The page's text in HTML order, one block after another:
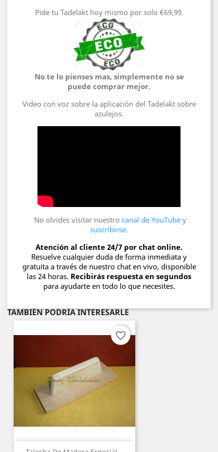
Pide tu Tadelakt hoy mismo por solo €69,99.
No te lo pienses mas, simplemente no se
puede comprar mejor.
Video con voz sobre la aplicación del Tadelakt sobre
azulejos.
No olvides visitar nuestro canal de YouTube y
suscribirse.
Atención al cliente 24/7 por chat online.
Resuelve cualquier duda de forma inmediata y
gratuita a través de nuestro chat en vivo, disponible
las 24 horas. Recibirás respuesta en segundos
para ayudarte en todo lo que necesites.
TAMBIÉN PODRÍA INTERESARLE
favorite_border